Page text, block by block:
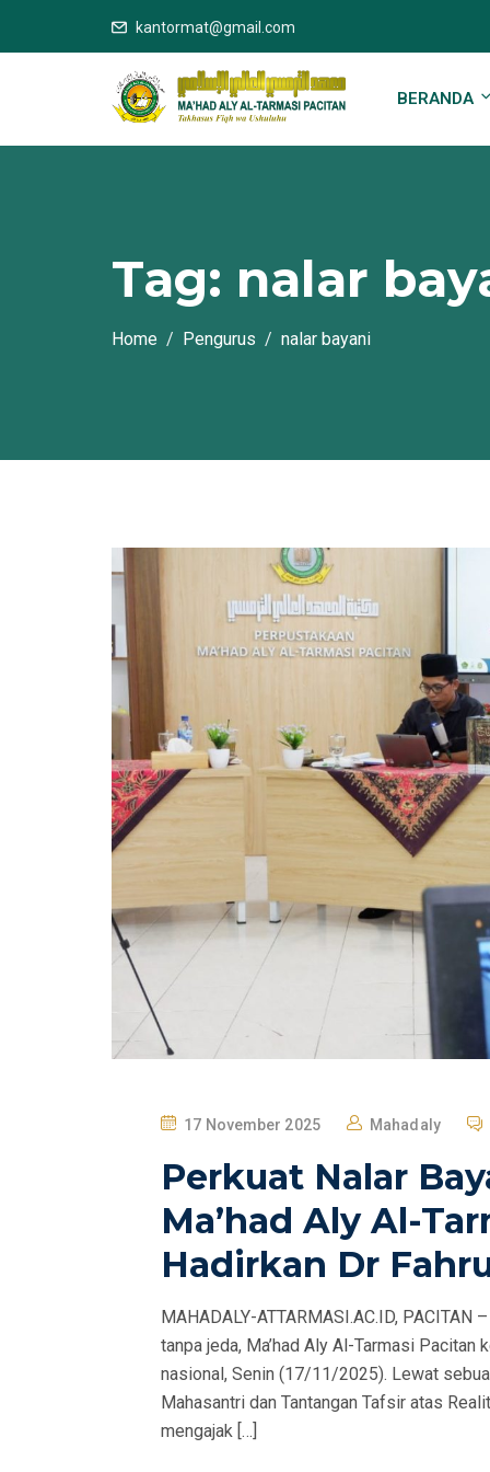
kantormat@gmail.com
BERANDA
Tag: nalar
Home Pengurus nalar bayani
P
S
E
D
N
17 November 2025 Mahadaly
Perkuat Nalar
Ma’had Aly Al-
Hadirkan Dr
MAHADALY-ATTARMASI.AC.ID,
tanpa jeda, Ma’had Aly Al-Tarmasi
nasional, Senin (17/11/2025). Lewat
Mahasantri dan Tantangan Tafsir atas
mengajak […]